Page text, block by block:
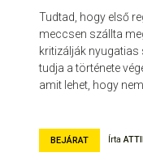
Tudtad, hogy első
meccsen szállta
kritizálják nyugatias
tudja a története
amit lehet, hogy
BEJÁRAT Írta